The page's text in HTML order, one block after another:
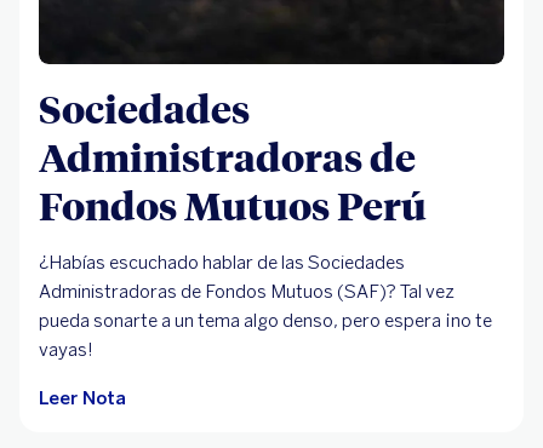
Sociedades
Administradoras de
Fondos Mutuos Perú
¿Habías escuchado hablar de las Sociedades
Administradoras de Fondos Mutuos (SAF)? Tal vez
pueda sonarte a un tema algo denso, pero espera ¡no te
vayas!
Leer Nota